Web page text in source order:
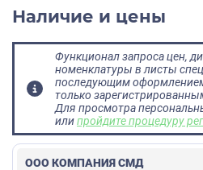
Наличие и цены
Функционал запроса цен,
номенклатуры в листы
последующим
только
Для просмотра
илипройдите процедуру
ООО КОМПАНИЯ СМД